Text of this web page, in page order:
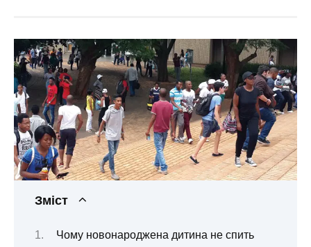
Зміст
Чому новонароджена дитина не спить